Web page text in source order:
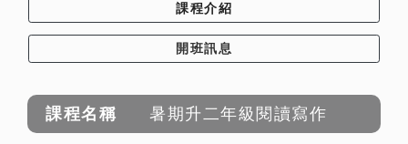
課程介紹
開班訊息
暑期升二年級閱讀寫作